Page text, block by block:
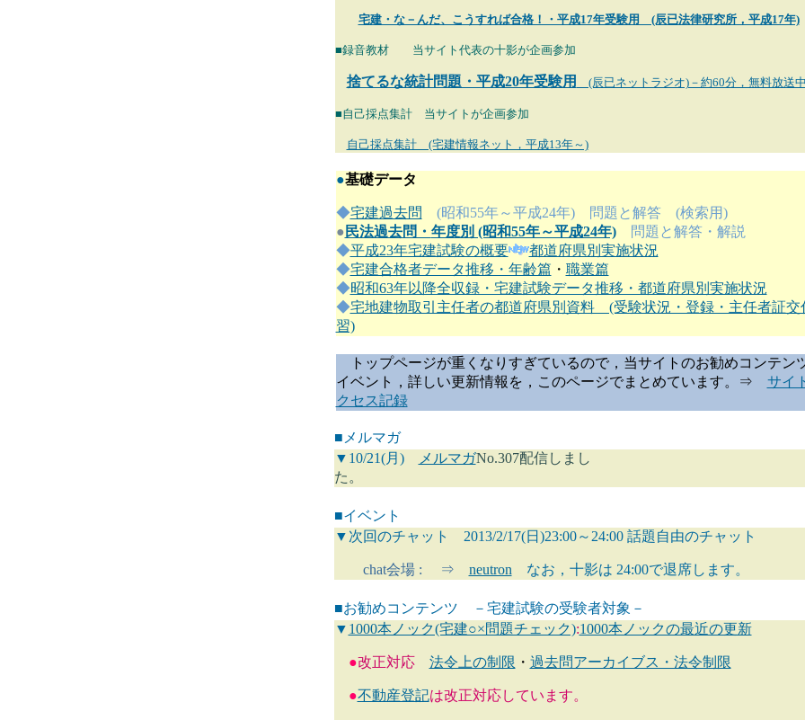
宅建・な－んだ、こうすれば合格！・平成17年受験用 (辰已法律研究所，平成17年)
■録音教材 当サイト代表の十影が企画参加
捨てるな統計問題・平成20年受験用 (辰已ネットラジオ)－約60分，無料放送
■自己採点集計 当サイトが企画参加
自己採点集計 (宅建情報ネット，平成13年～)
●基礎データ
◆宅建過去問 (昭和55年～平成24年) 問題と解答 (検索用)
● 民法過去問・ 年度別 (昭和55年～平成24年)
問題と解答・解説
◆平成23年宅建試験の概要
都道府県別実施状況
◆宅建合格者データ推移・年齢篇 ・ 職業篇
◆昭和63年以降全収録・宅建試験データ推移・都道府県別実施状況
◆宅地建物取引主任者の都道府県別資料 (受験状況・登録・主任者証交
習)
トップページが重くなりすぎているので，当サイトのお勧めコンテン
イベント，詳しい更新情報を，このページでまとめています。⇒ サイ
クセス記録
■メルマガ
▼10/21(月)
メルマガNo.307配信しまし
た。
■イベント
▼次回のチャット 2013/2/17(日)23:00～24:00 話題自由のチャット
chat会場 : ⇒ neutron なお，十影は 24:00で退席します。
■お勧めコンテンツ －宅建試験の受験者対象－
▼ 1000本ノック(宅建○×問題チェック):1000本ノックの最近の更新
●改正対応 法令上の制限 ・ 過去問アーカイブス・法令制限
●不動産登記は改正対応しています。